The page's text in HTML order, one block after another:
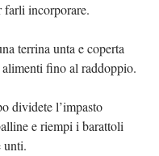
farli incorporare.
terrina unta e coperta
fino al raddoppio.
dividete l’impasto
e riempi i barattoli
unti.